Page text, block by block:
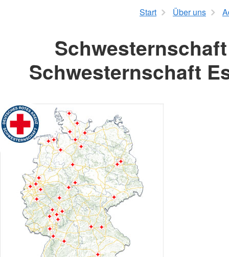
Start Über uns
Schwesternschaft